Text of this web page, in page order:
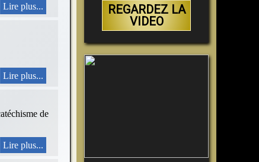
Lire plus...
Lire plus...
de
Lire plus...
REGARDEZ LA
VIDEO